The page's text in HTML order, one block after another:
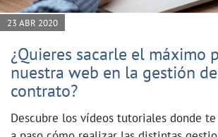
23 ABR 2020
¿Quieres sacarle el máximo
nuestra web en la gestión
contrato?
Descubre los vídeos tutoriales donde